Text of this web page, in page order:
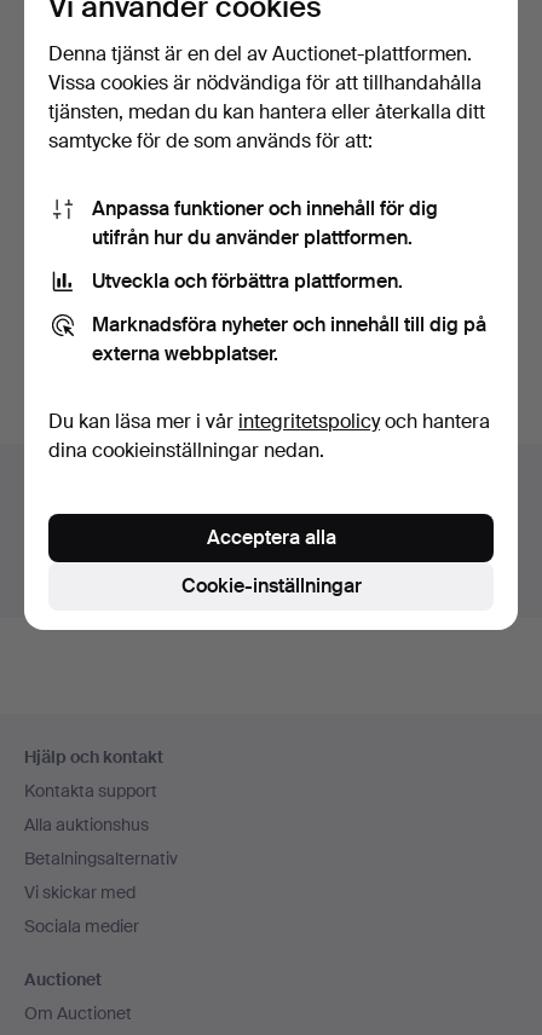
MOUTON ROTHSCHILD
VIN. Välgörenhetsauktion…
Klubbades 16 nov 2025
29 bud
555 USD
Du söker i vårt arkiv över avslutade auktioner.
Visa pågående auktioner istället.
Hjälp och kontakt
Kontakta support
Alla auktionshus
Betalningsalternativ
Vi skickar med
Sociala medier
Auctionet
Om Auctionet
Denna tjänst är en del av Auctionet-plattformen.
Vissa cookies är nödvändiga för att tillhandahålla
tjänsten, medan du kan hantera eller återkalla ditt
samtycke för de som används för att:
Anpassa funktioner och innehåll för dig
utifrån hur du använder plattformen.
Utveckla och förbättra plattformen.
Marknadsföra nyheter och innehåll till dig på
externa webbplatser.
Du kan läsa mer i vår integritetspolicyoch hantera
dina cookieinställningar nedan.
Cookie-inställningar
Acceptera alla